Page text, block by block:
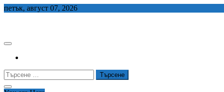
Skip
петък, август 07, 2026
Търсене
за: